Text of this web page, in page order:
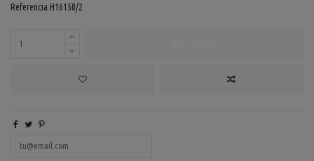
Referencia H16150/2